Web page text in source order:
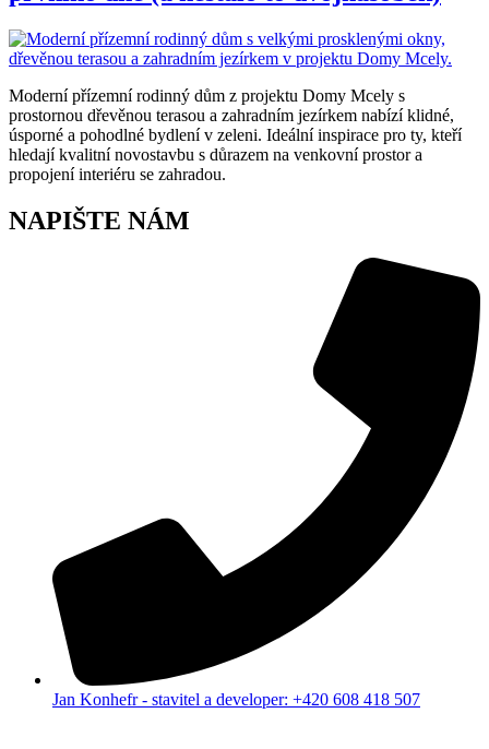
Moderní přízemní rodinný dům z projektu Domy Mcely s
prostornou dřevěnou terasou a zahradním jezírkem nabízí klidné,
úsporné a pohodlné bydlení v zeleni. Ideální inspirace pro ty, kteří
hledají kvalitní novostavbu s důrazem na venkovní prostor a
propojení interiéru se zahradou.
NAPIŠTE NÁM
Jan Konhefr - stavitel a developer: +420 608 418 507